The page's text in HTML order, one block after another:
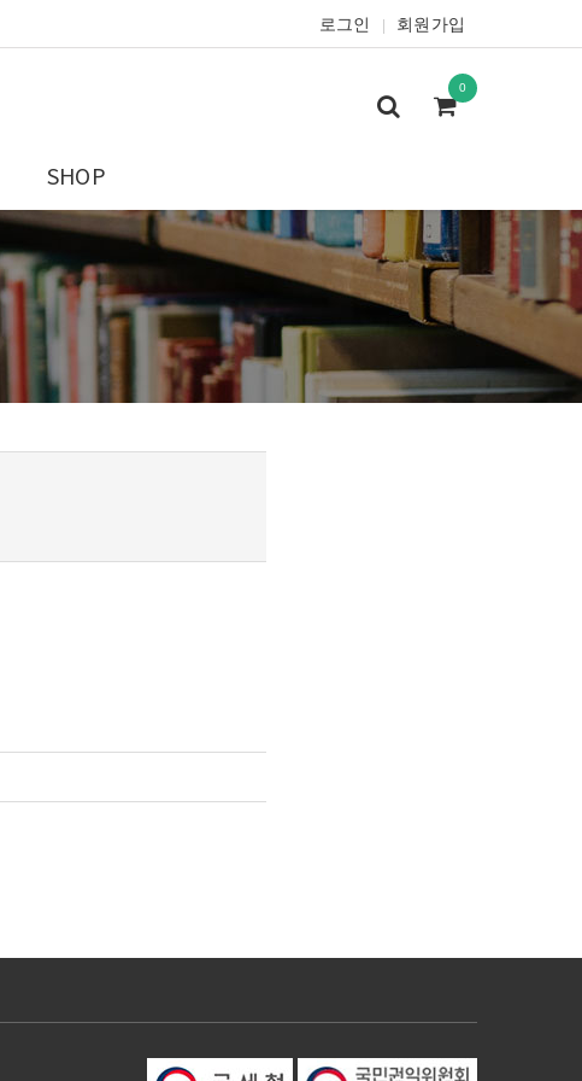
로그인 회원가입
0
SHOP